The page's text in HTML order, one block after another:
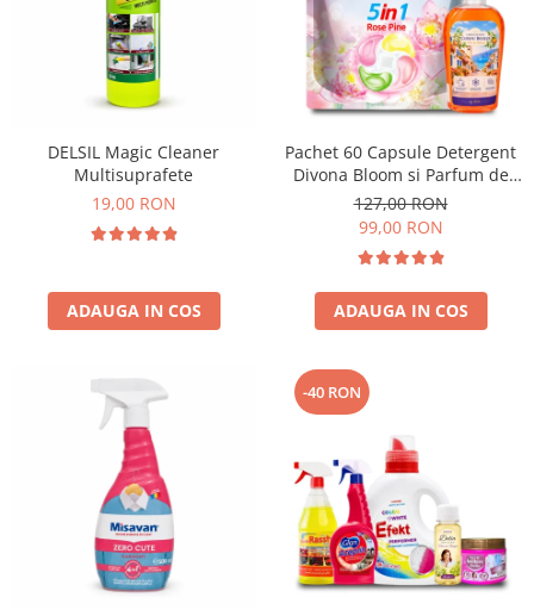
DELSIL Magic Cleaner
Multisuprafete
19,00 RON
ADAUGA IN COS
Pachet 60 Capsule Detergent
Divona Bloom si Parfum de
Rufe Corfu Breeze by Delia
200 ml
127,00 RON
99,00 RON
ADAUGA IN COS
-40 RON